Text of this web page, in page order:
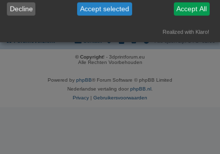
Registreer
© Copyright! - 3dprintforum.eu
Alle Rechten Voorbehouden
Powered by phpBB® Forum Software © phpBB Limited
Nederlandse vertaling door phpBB.nl
Privacy | Gebruikersvoorwaarden
Decline Accept selected Accept All
Realized with Klaro!